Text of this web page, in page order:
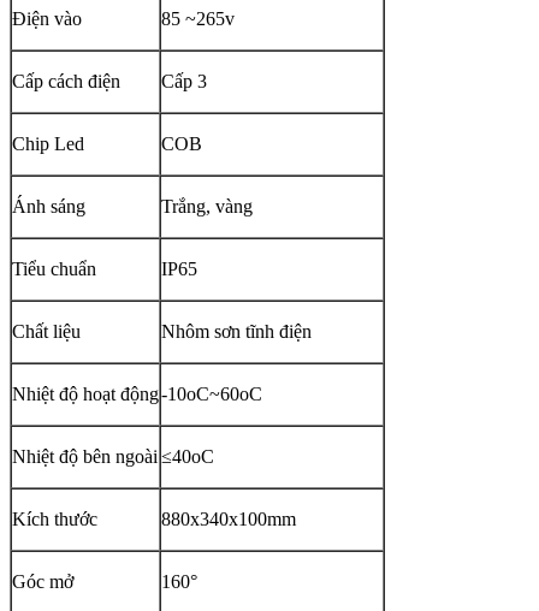
Điện vào 85 ~265v
Cấp cách điện Cấp 3
Chip Led COB
Ánh sáng Trắng, vàng
Tiểu chuẩn IP65
Chất liệu Nhôm sơn tĩnh điện
Nhiệt độ hoạt động-10oC~60oC
Nhiệt độ bên ngoài ≤40oC
Kích thước 880x340x100mm
Góc mở 160°